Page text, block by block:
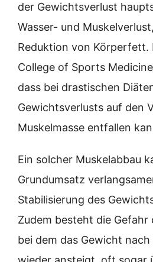
der Gewichtsverlust
Wasser- und
Reduktion von Körperfett.
College of Sports
dass bei drastischen
Gewichtsverlusts auf den
Muskelmasse entfallen
Ein solcher Muskelabbau
Grundumsatz
Stabilisierung des
Zudem besteht die
bei dem das Gewicht